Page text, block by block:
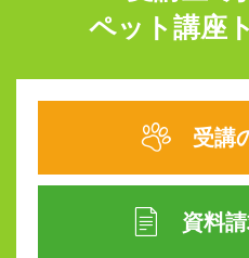
ペット講座
受講
資料請